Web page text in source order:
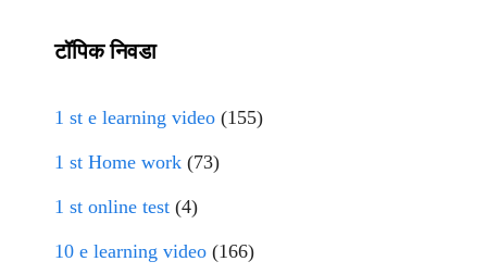
टॉपिक निवडा
1 st e learning video (155)
1 st Home work (73)
1 st online test (4)
10 e learning video (166)